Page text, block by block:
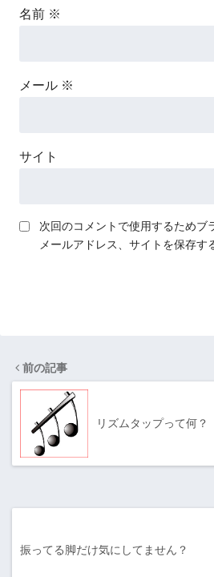
名前 ※
メール ※
サイト
次回のコメントで使用するためブ
メールアドレス、サイトを保存す
前の記事
リズムタップって何？
振ってる脚だけ気にしてません？